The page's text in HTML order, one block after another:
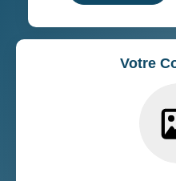
Votre